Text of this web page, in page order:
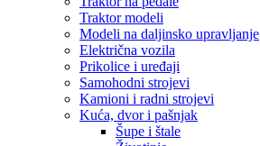
Traktor modeli
Modeli na daljinsko upravljanje
Električna vozila
Prikolice i uređaji
Samohodni strojevi
Kamioni i radni strojevi
Kuća, dvor i pašnjak
Šupe i štale